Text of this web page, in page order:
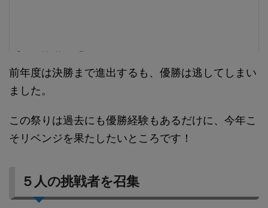
前年度は決勝まで進出するも、優勝は逃してしまい
ました。
この祭りは過去にも優勝経験もあるだけに、今年こ
そリベンジを果たしたいところです！
５人の挑戦者を召集